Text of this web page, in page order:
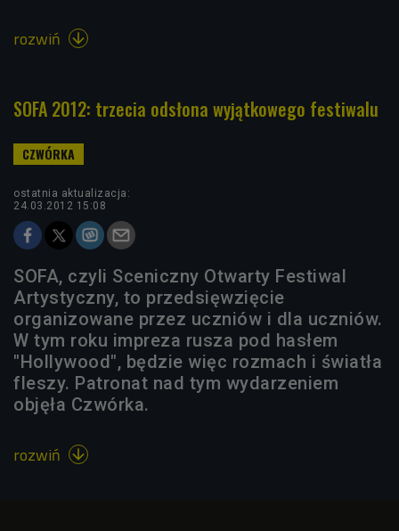
rozwiń 
SOFA 2012: trzecia odsłona wyjątkowego festiwalu
ostatnia aktualizacja:
24.03.2012 15:08
SOFA, czyli Sceniczny Otwarty Festiwal
Artystyczny, to przedsięwzięcie
organizowane przez uczniów i dla uczniów.
W tym roku impreza rusza pod hasłem
"Hollywood", będzie więc rozmach i światła
fleszy. Patronat nad tym wydarzeniem
objęła Czwórka.
rozwiń 